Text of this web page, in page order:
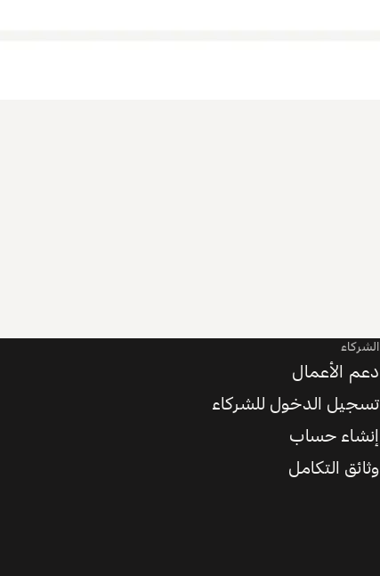
الشركاء
دعم الأعمال
تسجيل الدخول للشركاء
إنشاء حساب
وثائق التكامل